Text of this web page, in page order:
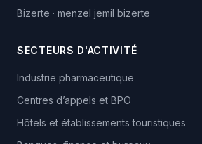
Bizerte · menzel jemil bizerte
SECTEURS D'ACTIVITÉ
Industrie pharmaceutique
Centres d’appels et BPO
Hôtels et établissements touristiques